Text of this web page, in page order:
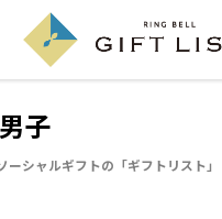
子
シャルギフトの「ギフトリスト